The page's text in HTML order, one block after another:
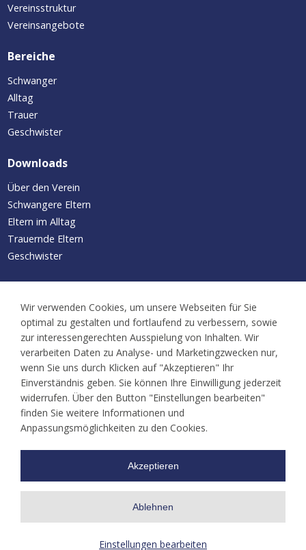
Vereinsstruktur
Vereinsangebote
Bereiche
Schwanger
Alltag
Trauer
Geschwister
Downloads
Über den Verein
Schwangere Eltern
Eltern im Alltag
Trauernde Eltern
Geschwister
Neuigkeiten
Kalender
Familientreffen
Ansprechpartner
Kontakt
Impressum Datenschutz Gewaltschutzkonzept
Wir verwenden Cookies, um unsere Webseiten für Sie
optimal zu gestalten und fortlaufend zu verbessern, sowie
zur interessengerechten Ausspielung von Inhalten. Wir
verarbeiten Daten zu Analyse- und Marketingzwecken nur,
wenn Sie uns durch Klicken auf "Akzeptieren" Ihr
Einverständnis geben. Sie können Ihre Einwilligung jederzeit
widerrufen. Über den Button "Einstellungen bearbeiten"
finden Sie weitere Informationen und
Anpassungsmöglichkeiten zu den Cookies.
Ablehnen
Akzeptieren
Einstellungen bearbeiten